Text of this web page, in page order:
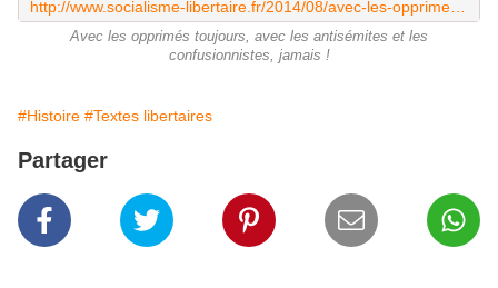
Avec les opprimés toujours, avec les antisémites et les
confusionnistes, jamais !
#Histoire #Textes libertaires
Partager